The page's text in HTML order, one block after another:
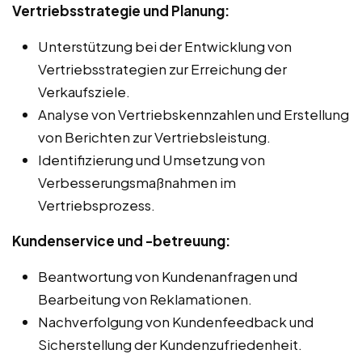
Vertriebsstrategie und Planung:
Unterstützung bei der Entwicklung von
Vertriebsstrategien zur Erreichung der
Verkaufsziele.
Analyse von Vertriebskennzahlen und Erstellung
von Berichten zur Vertriebsleistung.
Identifizierung und Umsetzung von
Verbesserungsmaßnahmen im
Vertriebsprozess.
Kundenservice und -betreuung:
Beantwortung von Kundenanfragen und
Bearbeitung von Reklamationen.
Nachverfolgung von Kundenfeedback und
Sicherstellung der Kundenzufriedenheit.